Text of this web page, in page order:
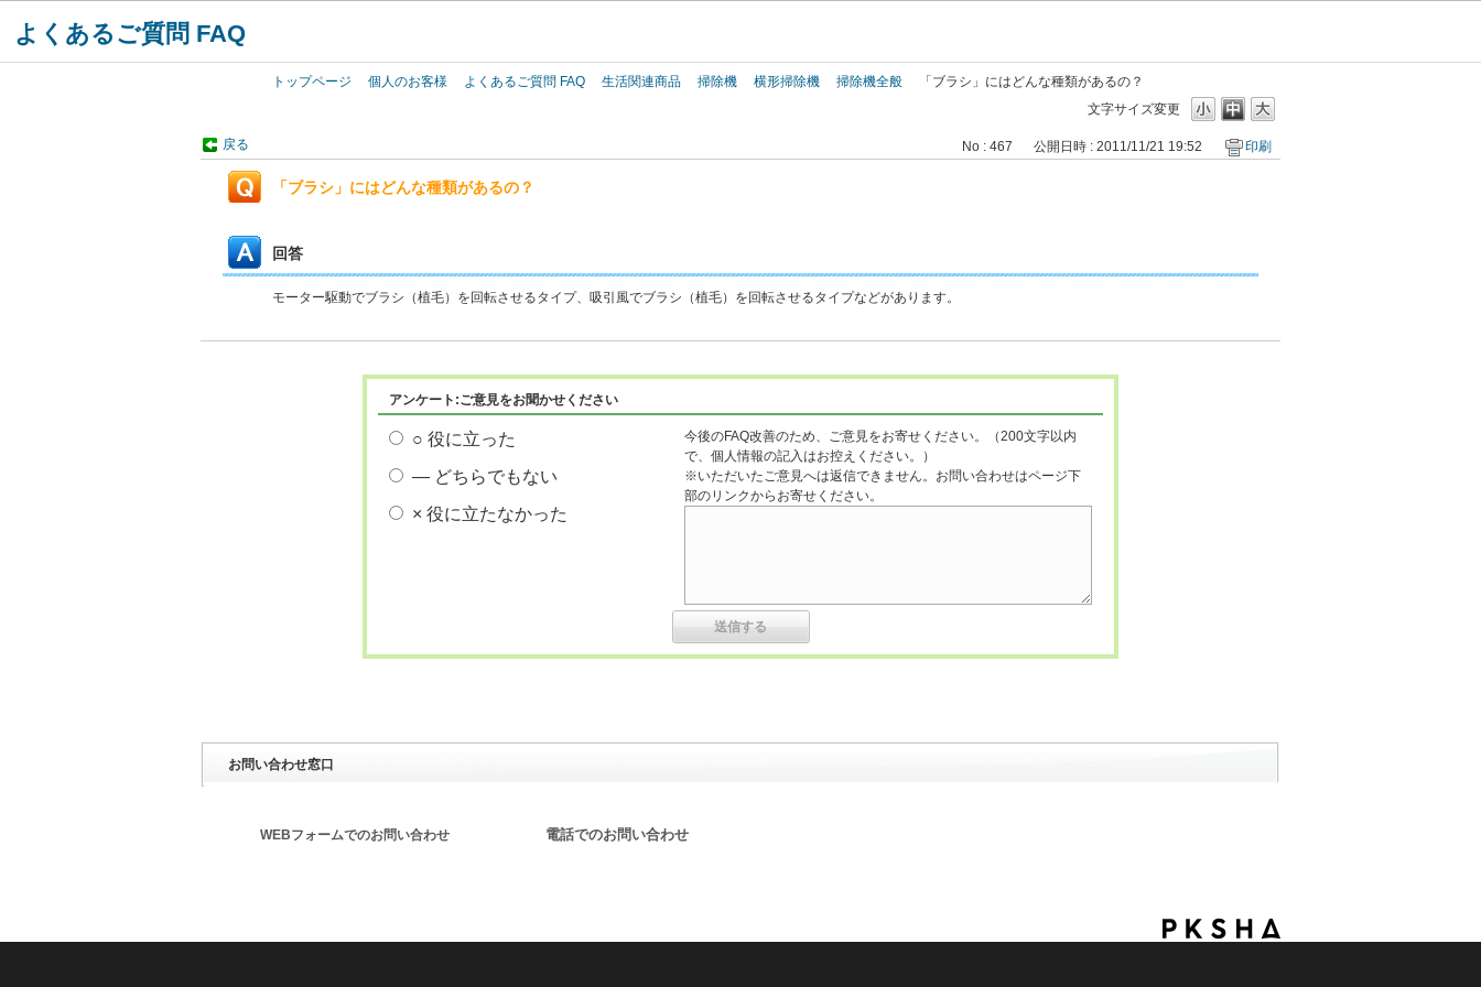
よくあるご質問 FAQ
トップページ 個人のお客様 よくあるご質問 FAQ 生活関連商品 掃除機 横形掃除機 掃除機全般
「ブラシ」にはどんな種類があるの？
文字サイズ変更
戻る No : 467 公開日時 : 2011/11/21 19:52 印刷
「ブラシ」にはどんな種類があるの？
回答
モーター駆動でブラシ（植毛）を回転させるタイプ、吸引風でブラシ（植毛）を回転させるタイプなどがあります。
アンケート:ご意見をお聞かせください
○ 役に立った
― どちらでもない
× 役に立たなかった
今後のFAQ改善のため、ご意見をお寄せください。（200文字以内
で、個人情報の記入はお控えください。）
※いただいたご意見へは返信できません。お問い合わせはページ下
部のリンクからお寄せください。
お問い合わせ窓口
WEBフォームでのお問い合わせ 電話でのお問い合わせ